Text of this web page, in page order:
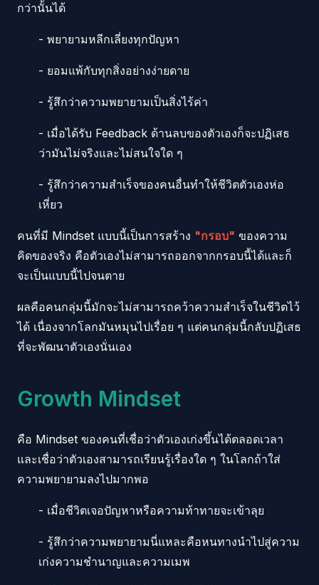
กว่านั้นได้
- พยายามหลีกเลี่ยงทุกปัญหา
- ยอมแพ้กับทุกสิ่งอย่างง่ายดาย
- รู้สึกว่าความพยายามเป็นสิ่งไร้ค่า
- เมื่อได้รับ Feedback ด้านลบของตัวเองก็จะปฏิเสธ
ว่ามันไม่จริงและไม่สนใจใด ๆ
- รู้สึกว่าความสำเร็จของคนอื่นทำให้ชีวิตตัวเองห่อ
เหี่ยว
คนที่มี Mindset แบบนี้เป็นการสร้าง "กรอบ" ของความ
คิดของจริง คือตัวเองไม่สามารถออกจากกรอบนี้ได้และก็
จะเป็นแบบนี้ไปจนตาย
ผลคือคนกลุ่มนี้มักจะไม่สามารถคว้าความสำเร็จในชีวิตไว้
ได้ เนื่องจากโลกมันหมุนไปเรื่อย ๆ แต่คนกลุ่มนี้กลับปฏิเสธ
ที่จะพัฒนาตัวเองนั่นเอง
Growth Mindset
คือ Mindset ของคนที่เชื่อว่าตัวเองเก่งขึ้นได้ตลอดเวลา
และเชื่อว่าตัวเองสามารถเรียนรู้เรื่องใด ๆ ในโลกถ้าใส่
ความพยายามลงไปมากพอ
- เมื่อชีวิตเจอปัญหาหรือความท้าทายจะเข้าลุย
- รู้สึกว่าความพยายามนี่แหละคือหนทางนำไปสู่ความ
เก่งความชำนาญและความเมพ